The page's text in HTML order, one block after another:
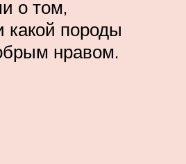
о том,
какой породы
нравом.